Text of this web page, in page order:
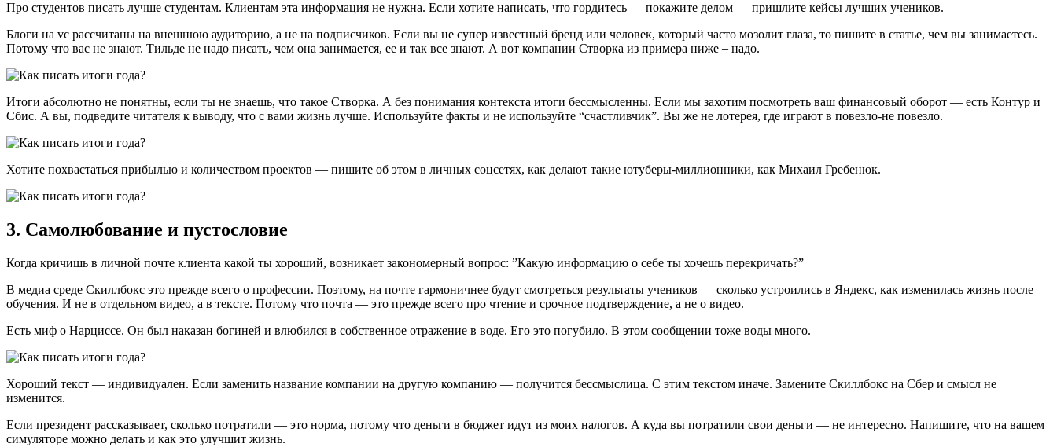
Про студентов писать лучше студентам. Клиентам эта информация не нужна. Если хотите написать, что гордитесь — покажите делом — пришлите кейсы лучших учеников.
Блоги на vc рассчитаны на внешнюю аудиторию, а не на подписчиков. Если вы не супер известный бренд или человек, который часто мозолит глаза, то пишите в статье, чем вы занимаетесь.
Потому что вас не знают. Тильде не надо писать, чем она занимается, ее и так все знают. А вот компании Створка из примера ниже – надо.
Итоги абсолютно не понятны, если ты не знаешь, что такое Створка. А без понимания контекста итоги бессмысленны. Если мы захотим посмотреть ваш финансовый оборот — есть Контур и
Сбис. А вы, подведите читателя к выводу, что с вами жизнь лучше. Используйте факты и не используйте “счастливчик”. Вы же не лотерея, где играют в повезло-не повезло.
Хотите похвастаться прибылью и количеством проектов — пишите об этом в личных соцсетях, как делают такие ютуберы-миллионники, как Михаил Гребенюк.
3. Самолюбование и пустословие
Когда кричишь в личной почте клиента какой ты хороший, возникает закономерный вопрос: ”Какую информацию о себе ты хочешь перекричать?”
В медиа среде Скиллбокс это прежде всего о профессии. Поэтому, на почте гармоничнее будут смотреться результаты учеников — сколько устроились в Яндекс, как изменилась жизнь после
обучения. И не в отдельном видео, а в тексте. Потому что почта — это прежде всего про чтение и срочное подтверждение, а не о видео.
Есть миф о Нарциссе. Он был наказан богиней и влюбился в собственное отражение в воде. Его это погубило. В этом сообщении тоже воды много.
Хороший текст — индивидуален. Если заменить название компании на другую компанию — получится бессмыслица. С этим текстом иначе. Замените Скиллбокс на Сбер и смысл не
изменится.
Если президент рассказывает, сколько потратили — это норма, потому что деньги в бюджет идут из моих налогов. А куда вы потратили свои деньги — не интересно. Напишите, что на вашем
симуляторе можно делать и как это улучшит жизнь.